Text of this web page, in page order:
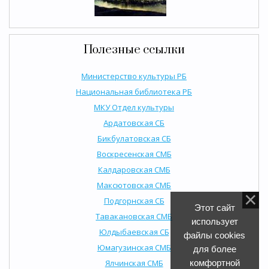
Полезные ссылки
Министерство культуры РБ
Национальная библиотека РБ
МКУ Отдел культуры
Ардатовская СБ
Бикбулатовская СБ
Воскресенская СМБ
Калдаровская СМБ
Максютовская СМБ
Подгорнская СБ
Тавакановская СМБ
Юлдыбаевская СБ
Юмагузинская СМБ
Ялчинская СМБ
Этот сайт
использует
файлы cookies
для более
комфортной